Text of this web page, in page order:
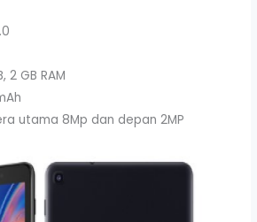
2 GB RAM
utama 8Mp dan depan 2MP